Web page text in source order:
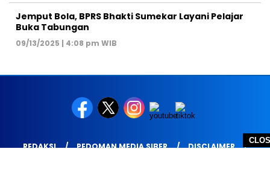
Jemput Bola, BPRS Bhakti Sumekar Layani Pelajar
Buka Tabungan
09/13/2025 | 4:08 pm WIB
REDAKSI PEDOMAN MEDIA SIBER
DISCLAIMER